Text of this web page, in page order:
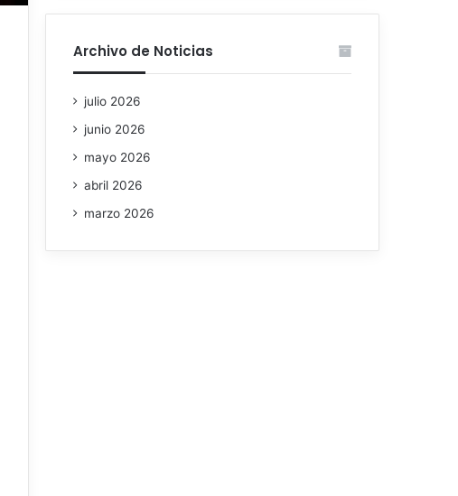
Archivo de Noticias
julio 2026
junio 2026
mayo 2026
abril 2026
marzo 2026